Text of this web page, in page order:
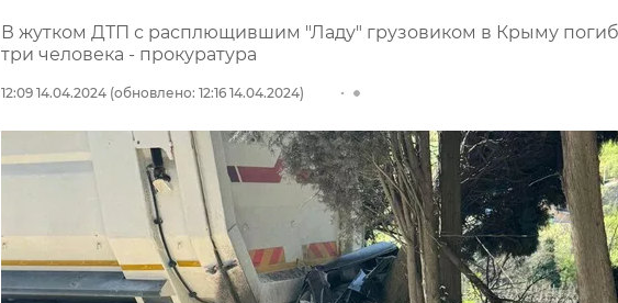
В жутком ДТП с расплющившим "Ладу" грузовиком в Крыму
три человека - прокуратура
12:09 14.04.2024 (обновлено: 12:16 14.04.2024)